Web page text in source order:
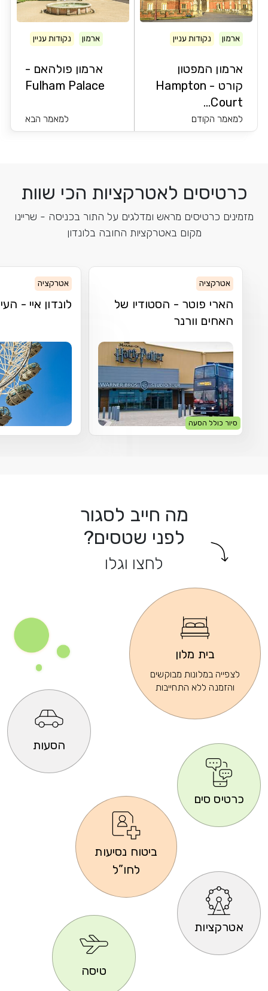
ארמון נקודות עניין
ארמון המפטון
קורט - Hampton
Court...
למאמר הקודם
ארמון נקודות עניין
ארמון פולהאם -
Fulham Palace
למאמר הבא
כרטיסים לאטרקציות הכי שוות
מזמינים כרטיסים מראש ומדלגים על התור בכניסה - שריינו
מקום באטרקציות החובה בלונדון
אטרקציה
הארי פוטר - הסטודיו של
האחים וורנר
סיור כולל הסעה
אטרקציה
לונדון איי -
מה חייב לסגור
לפני שטסים?
לחצו וגלו
הסעות
בית מלון
לצפייה במלונות מבוקשים
והזמנה ללא התחייבות
כרטיס סים
ביטוח נסיעות
לחו”ל
אטרקציות
טיסה